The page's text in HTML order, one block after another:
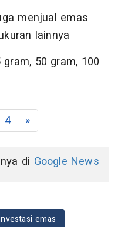
menjual emas
lainnya
50 gram, 100
4 »
di Google News
emas